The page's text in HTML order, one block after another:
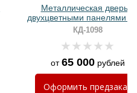
Металлическая дверь с
двухцветными панелями
ПВХ и биометрическим
КД-1098
от65 000рублей
Оформить предзаказ